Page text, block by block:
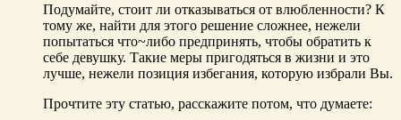
Подумайте, стоит ли отказываться от влюбленности? К
тому же, найти для этого решение сложнее, нежели
попытаться что~либо предпринять, чтобы обратить к
себе девушку. Такие меры пригодяться в жизни и это
лучше, нежели позиция избегания, которую избрали Вы.
Прочтите эту статью, расскажите потом, что думаете: